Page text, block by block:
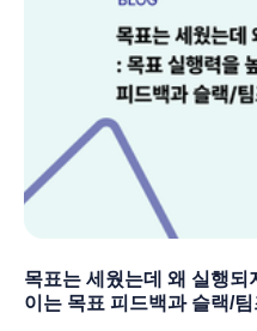
목표는 세웠는데 왜 실행
이는 목표 피드백과 슬랙/